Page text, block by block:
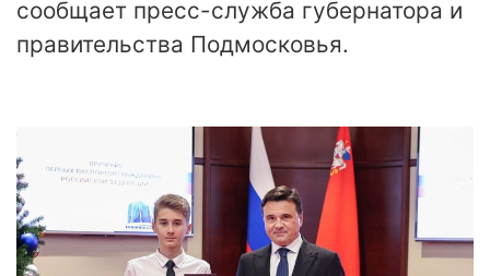
сообщает пресс-служба губернатора и
правительства Подмосковья.